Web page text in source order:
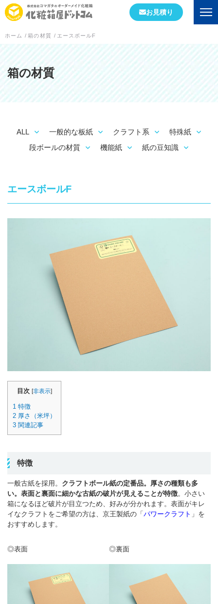
会社情報
初めての方へ
会社概要
工場案内
実績紹介
「印刷あり」お見積り
「印刷なし」お見積り
その他のお問合せ
よくあるご質問
お見積り
ホーム / 箱の材質 / エースボールF
箱の材質
ALL 一般的な板紙 クラフト系
特殊紙
段ボールの材質
機能紙 紙の豆知識
エースボールF
目次 [非表示]
1 特徴
2 厚さ（米坪）
3 関連記事
特徴
一般古紙を採用。 クラフトボール紙の定番品。厚さの種類も多
い。表面と裏面に細かな古紙の破片が見えることが特徴。小さい
箱になるほど破片が目立つため、好みが分かれます。表面がキレ
イなクラフトをご希望の方は、京王製紙の「パワークラフト 」を
おすすめします。
◎表面 ◎裏面